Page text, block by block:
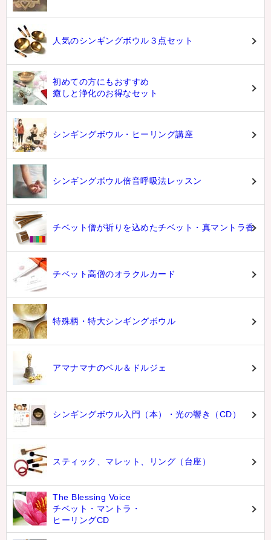
人気のシンギングボウル３点セット
初めての方にもおすすめ
癒しと浄化のお得なセット
シンギングボウル・ヒーリング講座
シンギングボウル倍音呼吸法レッスン
チベット僧が祈りを込めたチベット・真マントラ香
チベット高僧のオラクルカード
特殊柄・特大シンギングボウル
アマナマナのベル＆ドルジェ
シンギングボウル入門（本）・光の響き（CD）
スティック、マレット、リング（台座）
The Blessing Voice
チベット・マントラ・
ヒーリングCD